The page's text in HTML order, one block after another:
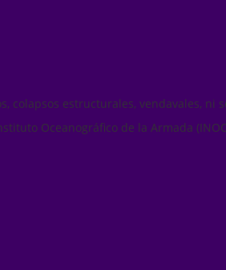
colapsos estructurales, vendavales, ni
Oceanográfico de la Armada